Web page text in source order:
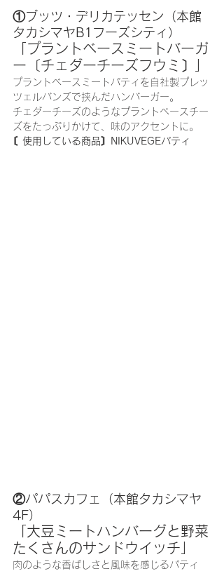
①ブッツ・デリカテッセン（本館
タカシマヤB1フーズシティ）
「プラントベースミートバーガ
ー〔チェダーチーズフウミ〕」
プラントベースミートパティを自社製プレッ
ツェルバンズで挟んだハンバーガー。
チェダーチーズのようなプラントベースチー
ズをたっぷりかけて、味のアクセントに。
〘使用している商品〙NIKUVEGEパティ
②パパスカフェ（本館タカシマヤ
4F）
「大豆ミートハンバーグと野菜
たくさんのサンドウイッチ」
肉のような香ばしさと風味を感じるパティ